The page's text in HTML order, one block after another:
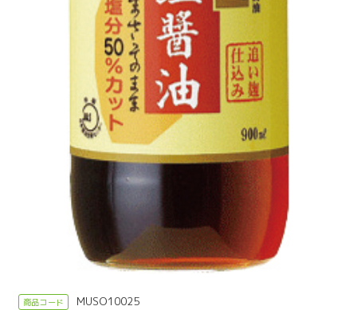
MUSO10025